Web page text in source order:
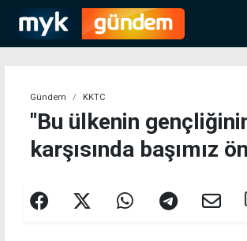
Gündem KKTC
"Bu ülkenin
karşısında başımız